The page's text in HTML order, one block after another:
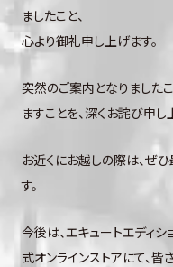
ましたこと、
心より御礼申し上げます。
突然のご案内となりました
ますことを、深くお詫び申し
お近くにお越しの際は、ぜ
す。
今後は、エキュートエディ
式オンラインストアにて、皆